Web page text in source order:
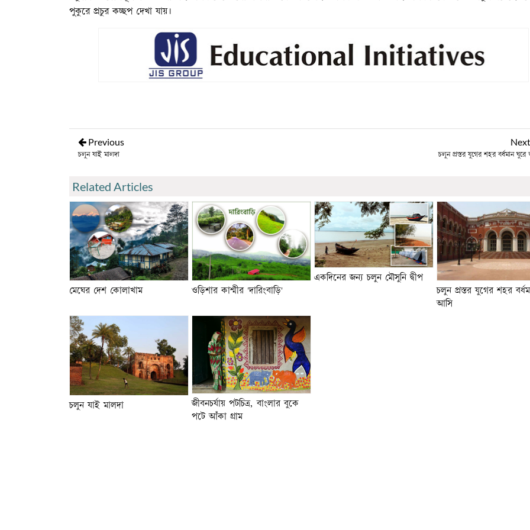
পুকুরে প্রচুর কচ্ছপ দেখা যায়।
Previous
চলুন যাই মালদা
Next
চলুন প্রস্তর যুগের শহর বর্ধমান
Related Articles
মেঘের দেশ কোলাখাম ওড়িশার কাশ্মীর 'দারিংবাড়ি'
একদিনের জন্য চলুন মৌসুনি দ্বীপ
চলুন প্রস্তর যুগের শহর
আসি
চলুন যাই মালদা
জীবনচর্যায় পটচিত্র, বাংলার বুকে
পটে আঁকা গ্রাম